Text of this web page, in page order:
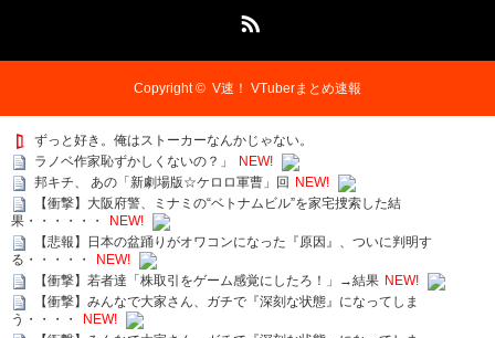
Copyright © V速！ VTuberまとめ速報
ずっと好き。俺はストーカーなんかじゃない。
ラノベ作家恥ずかしくないの？」
NEW!
邦キチ、 あの「新劇場版☆ケロロ軍曹」回 NEW!
【衝撃】大阪府警、ミナミの“ベトナムビル”を家宅捜索した結
果・・・・・・
NEW!
【悲報】日本の盆踊りがオワコンになった『原因』、ついに判明す
る・・・・・
NEW!
【衝撃】若者達「株取引をゲーム感覚にしたろ！」→結果 NEW!
【衝撃】みんなで大家さん、ガチで『深刻な状態』になってしま
う・・・・
NEW!